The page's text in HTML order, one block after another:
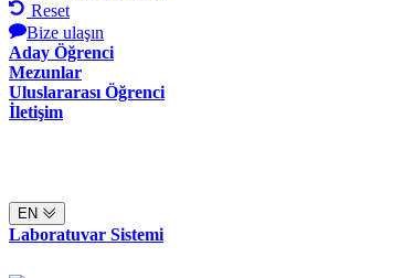
Reset
Bize ulaşın
Aday Öğrenci
Mezunlar
Uluslararası Öğrenci
İletişim
EN
Laboratuvar Sistemi